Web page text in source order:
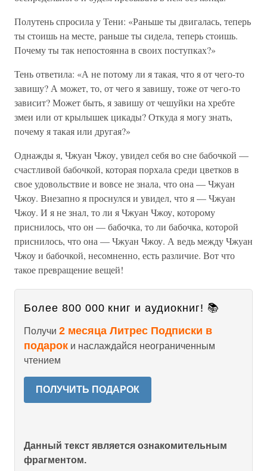
Полутень спросила у Тени: «Раньше ты двигалась, теперь
ты стоишь на месте, раньше ты сидела, теперь стоишь.
Почему ты так непостоянна в своих поступках?»
Тень ответила: «А не потому ли я такая, что я от чего-то
завишу? А может, то, от чего я завишу, тоже от чего-то
зависит? Может быть, я завишу от чешуйки на хребте
змеи или от крылышек цикады? Откуда я могу знать,
почему я такая или другая?»
Однажды я, Чжуан Чжоу, увидел себя во сне бабочкой —
счастливой бабочкой, которая порхала среди цветков в
свое удовольствие и вовсе не знала, что она — Чжуан
Чжоу. Внезапно я проснулся и увидел, что я — Чжуан
Чжоу. И я не знал, то ли я Чжуан Чжоу, которому
приснилось, что он — бабочка, то ли бабочка, которой
приснилось, что она — Чжуан Чжоу. А ведь между Чжуан
Чжоу и бабочкой, несомненно, есть различие. Вот что
такое превращение вещей!
Более 800 000 книг и аудиокниг! 📚
Получи 2 месяца Литрес Подписки в
подарок и наслаждайся неограниченным
чтением
ПОЛУЧИТЬ ПОДАРОК
Данный текст является ознакомительным
фрагментом.